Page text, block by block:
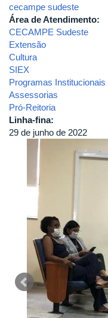
cecampe sudeste
Área de Atendimento:
CECAMPE Sudeste
Extensão
Cultura
SIEX
Programas Institucionais
Assessorias
Pró-Reitoria
Linha-fina:
29 de junho de 2022